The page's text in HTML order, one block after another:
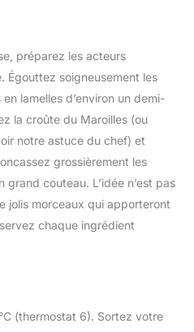
préparez les acteurs
Égouttez soigneusement les
lamelles d’environ un demi-
la croûte du Maroilles (ou
notre astuce du chef) et
grossièrement les
grand couteau. L’idée n’est pas
jolis morceaux qui apporteront
chaque ingrédient
(thermostat 6). Sortez votre